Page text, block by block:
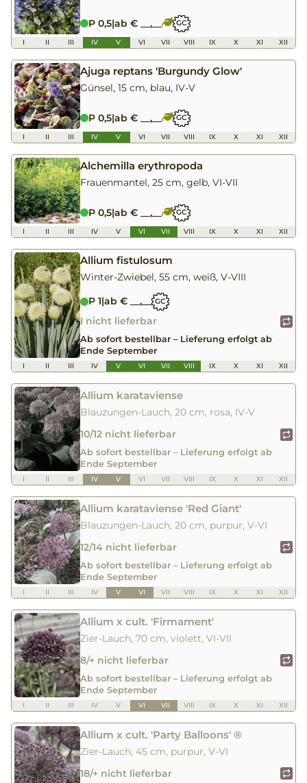
P 0,5|ab € __,__ GC
I II III IV V VI VII VIII IX X XI XII
Ajuga reptans 'Burgundy Glow'
Günsel, 15 cm, blau, IV-V
P 0,5|ab € __,__ GC
I II III IV V VI VII VIII IX X XI XII
Alchemilla erythropoda
Frauenmantel, 25 cm, gelb, VI-VII
P 0,5|ab € __,__ GC
I II III IV V VI VII VIII IX X XI XII
Allium fistulosum
Winter-Zwiebel, 55 cm, weiß, V-VIII
P 1|ab € __,__ GC
I nicht lieferbar
Ab sofort bestellbar – Lieferung erfolgt ab
Ende September
I II III IV V VI VII VIII IX X XI XII
Allium karataviense
Blauzungen-Lauch, 20 cm, rosa, IV-V
10/12 nicht lieferbar
Ab sofort bestellbar – Lieferung erfolgt ab
Ende September
I II III IV V VI VII VIII IX X XI XII
Allium karataviense 'Red Giant'
Blauzungen-Lauch, 20 cm, purpur, V-VI
12/14 nicht lieferbar
Ab sofort bestellbar – Lieferung erfolgt ab
Ende September
I II III IV V VI VII VIII IX X XI XII
Allium x cult. 'Firmament'
Zier-Lauch, 70 cm, violett, VI-VII
8/+ nicht lieferbar
Ab sofort bestellbar – Lieferung erfolgt ab
Ende September
I II III IV V VI VII VIII IX X XI XII
Allium x cult. 'Party Balloons' ®
Zier-Lauch, 45 cm, purpur, V-VI
18/+ nicht lieferbar